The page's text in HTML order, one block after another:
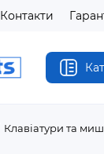
Контакти
Клавіатури та